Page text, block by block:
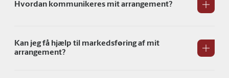
Hvordan kommunikeres mit arrangement?
Kan jeg få hjælp til markedsføring af mit
arrangement?